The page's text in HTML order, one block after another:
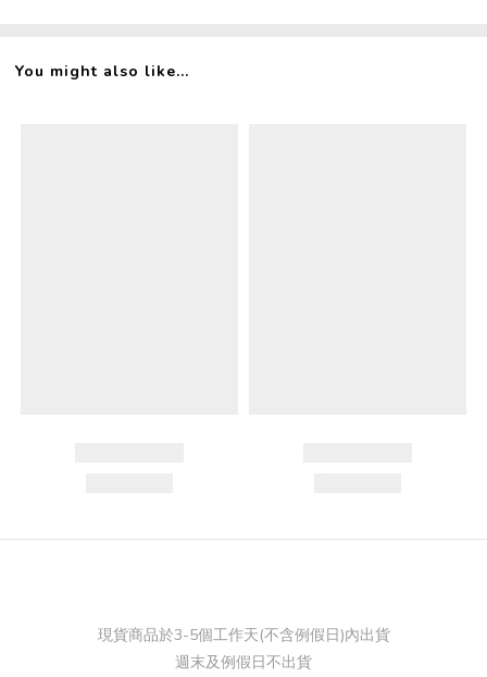
You might also like...
現貨商品於3-5個工作天(不含例假日)內出貨
週末及例假日不出貨